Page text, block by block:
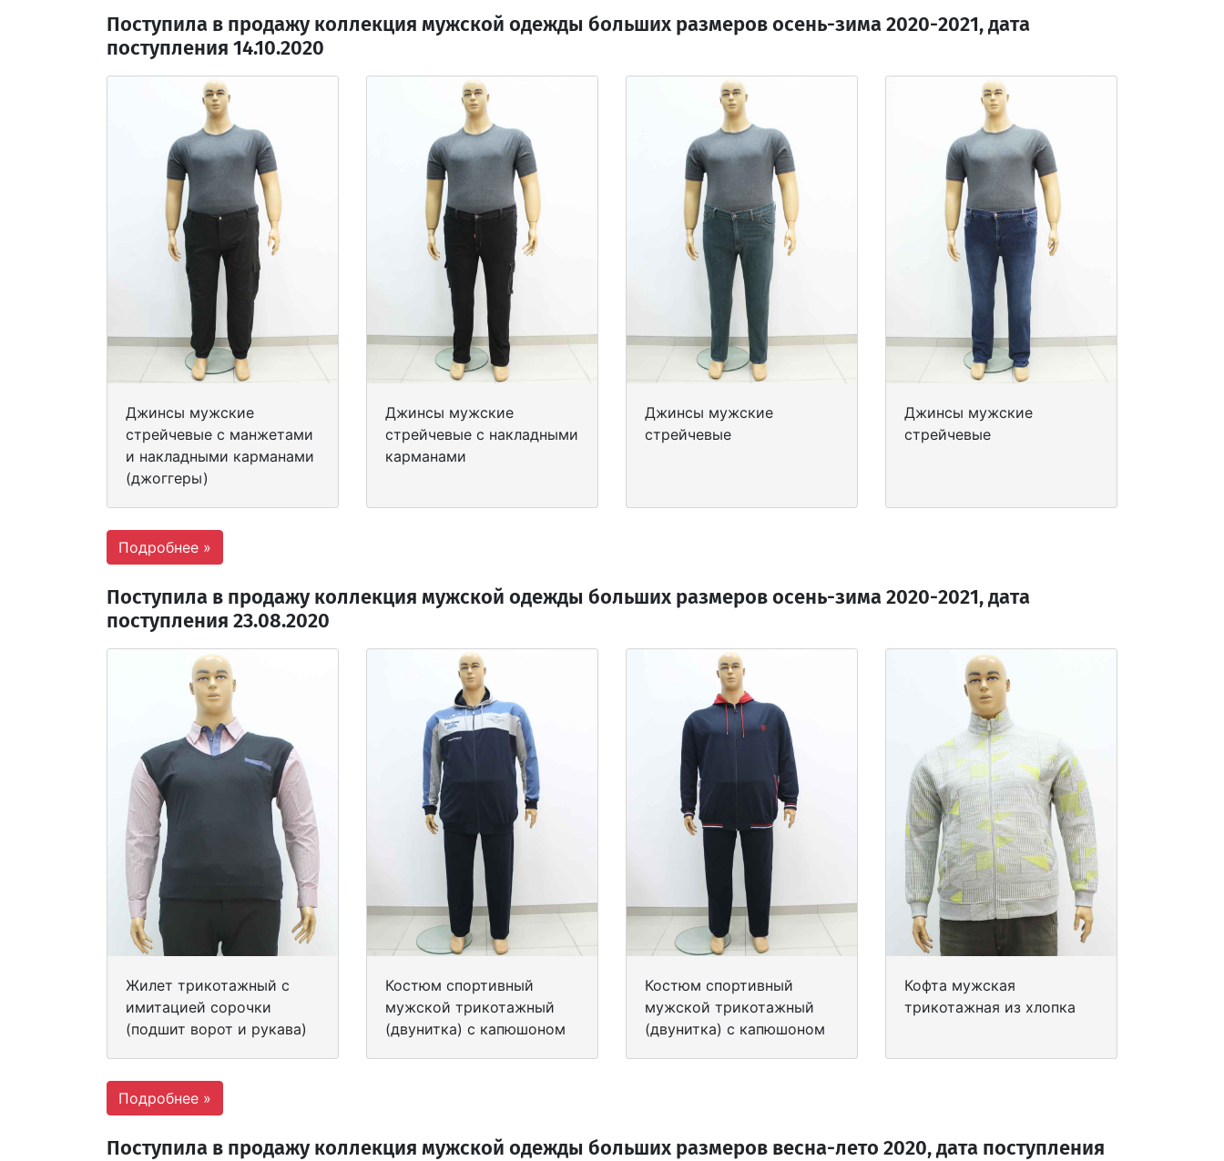
Поступила в продажу коллекция мужской одежды больших размеров осень-зима 2020-2021, дата
поступления 14.10.2020
Джинсы мужские
стрейчевые с манжетами
и накладными карманами
(джоггеры)
Джинсы мужские
стрейчевые с накладными
карманами
Джинсы мужские
стрейчевые
Джинсы мужские
стрейчевые
Подробнее »
Поступила в продажу коллекция мужской одежды больших размеров осень-зима 2020-2021, дата
поступления 23.08.2020
Жилет трикотажный с
имитацией сорочки
(подшит ворот и рукава)
Костюм спортивный
мужской трикотажный
(двунитка) с капюшоном
Костюм спортивный
мужской трикотажный
(двунитка) с капюшоном
Кофта мужская
трикотажная из хлопка
Подробнее »
Поступила в продажу коллекция мужской одежды больших размеров весна-лето 2020, дата поступления